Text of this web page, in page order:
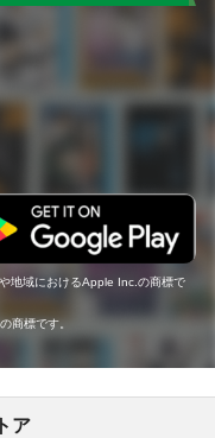
地域におけるApple Inc.の商標で
商標です。
ア